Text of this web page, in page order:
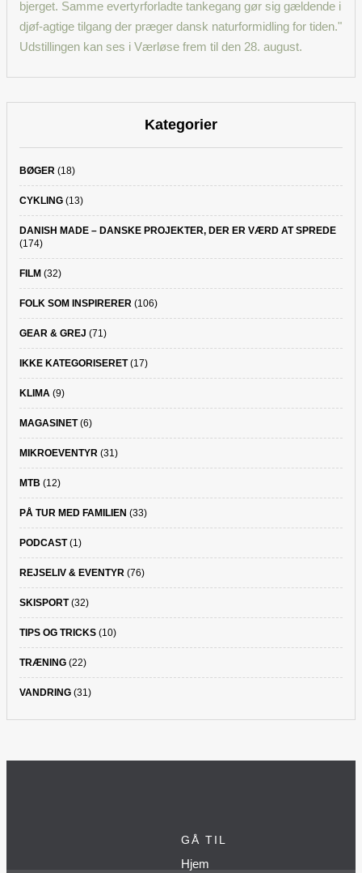
Kategorier
BØGER (18)
CYKLING (13)
DANISH MADE – DANSKE PROJEKTER, DER ER VÆRD AT SPREDE
(174)
FILM (32)
FOLK SOM INSPIRERER (106)
GEAR & GREJ (71)
IKKE KATEGORISERET(17)
KLIMA (9)
MAGASINET(6)
MIKROEVENTYR (31)
MTB (12)
PÅ TUR MED FAMILIEN (33)
PODCAST(1)
REJSELIV & EVENTYR (76)
SKISPORT(32)
TIPS OG TRICKS (10)
TRÆNING (22)
VANDRING (31)
GÅ TIL
Hjem